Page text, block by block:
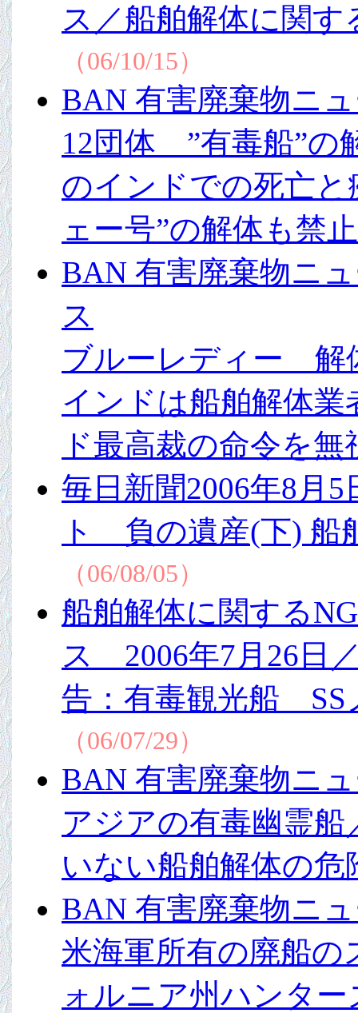
ス／船舶解体に関
（06/10/15）
BAN 有害廃棄物ニ
12団体 ”有毒船”の
のインドでの死亡
ェー号”の解体も禁
BAN 有害廃棄物ニ
ス
ブルーレディー 解
インドは船舶解体
ド最高裁の命令を
毎日新聞2006年8月
ト 負の遺産(下) 船
（06/08/05）
船舶解体に関する
ス 2006年7月26日
告：有毒観光船 SS
（06/07/29）
BAN 有害廃棄物ニ
アジアの有毒幽霊
いない船舶解体の
BAN 有害廃棄物ニ
米海軍所有の廃船
ォルニア州ハンタ